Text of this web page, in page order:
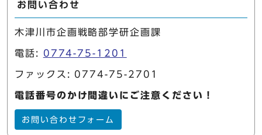
お問い合わせ
木津川市企画戦略部学研企画課
電話: 0774-75-1201
ファックス: 0774-75-2701
電話番号のかけ間違いにご注意ください！
お問い合わせフォーム